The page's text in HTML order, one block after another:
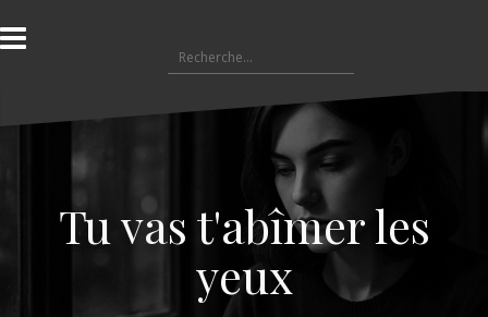
l
a
e
e
Tu vas t'abîmer les
yeux